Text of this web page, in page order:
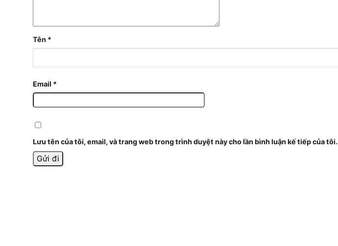
Tên *
Email *
Lưu tên của tôi, email, và trang web trong trình duyệt này cho lần bình luận kế tiếp của tôi.